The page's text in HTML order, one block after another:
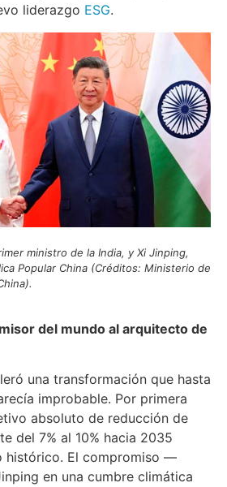
liderazgo ESG.
ministro de la India, y Xi Jinping,
Popular China (Créditos: Ministerio de
del mundo al arquitecto de
una transformación que hasta
improbable. Por primera
absoluto de reducción de
del 7% al 10% hacia 2035
histórico. El compromiso —
en una cumbre climática